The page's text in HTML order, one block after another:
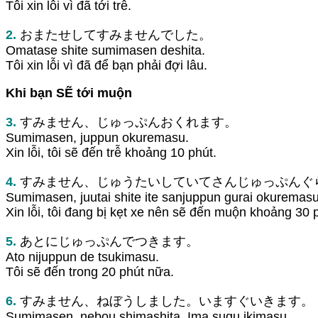
Tôi xin lỗi vì đã tới trễ.
2. おまたせしてすみませんでした。
Omatase shite sumimasen deshita.
Tôi xin lỗi vì đã để bạn phải đợi lâu.
Khi bạn SẼ tới muộn
3. すみません、じゅっぷんおくれます。
Sumimasen, juppun okuremasu.
Xin lỗi, tôi sẽ đến trễ khoảng 10 phút.
4. すみません、じゅうたいしていてさんじゅっぷんぐ
Sumimasen, juutai shite ite sanjuppun gurai
Xin lỗi, tôi đang bị kẹt xe nên sẽ đến muộn khoảng 30
5. あとにじゅっぷんでつきます。
Ato nijuppun de tsukimasu.
Tôi sẽ đến trong 20 phút nữa.
6. すみません、ねぼうしました。いますぐいきます。